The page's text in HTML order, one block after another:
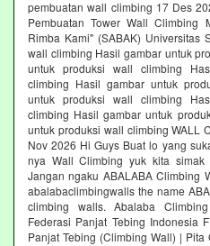
pembuatan wall climbing 17 Des
Pembuatan Tower Wall Climbing
Rimba Kami" (SABAK) Universitas
wall climbing Hasil gambar untuk
untuk produksi wall climbing
climbing Hasil gambar untuk
untuk produksi wall climbing
climbing Hasil gambar untuk
untuk produksi wall climbing WALL
Nov 2026 Hi Guys Buat lo yang
nya Wall Climbing yuk kita simak
Jangan ngaku ABALABA Climbing
abalabaclimbingwalls the name
climbing walls. Abalaba
Federasi Panjat Tebing Indonesia
Panjat Tebing (Climbing Wall) |